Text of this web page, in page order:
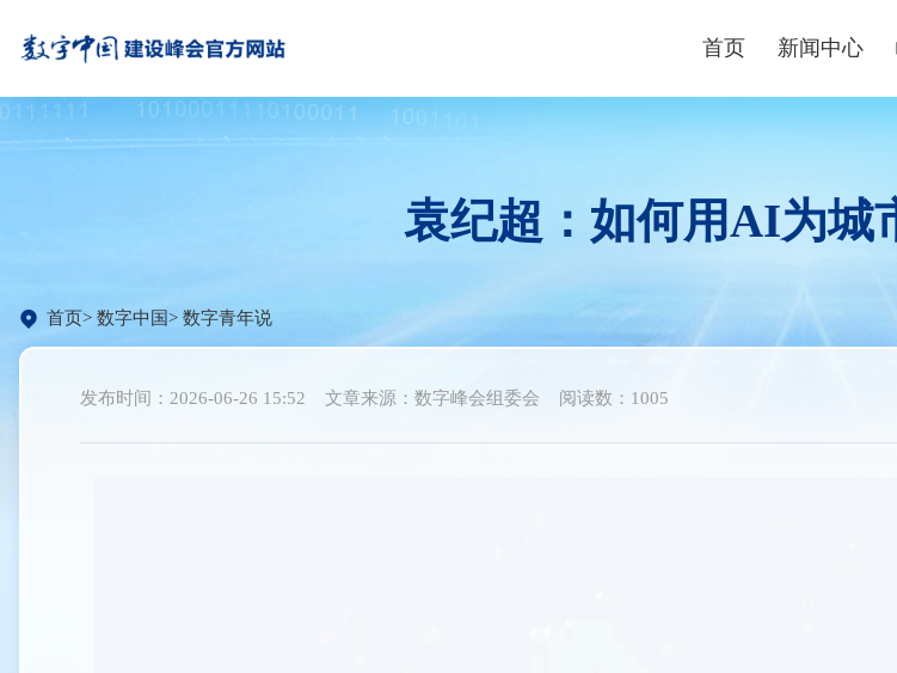
首页 新闻中心
视频播报
峰会镜头
媒体聚焦
袁纪超：如何用AI为城
首页 数字中国 数字青年说
发布时间：2026-06-26 15:52 文章来源：数字峰会组委会 阅读数：1005